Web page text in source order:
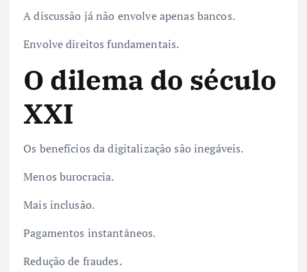
A discussão já não envolve apenas bancos.
Envolve direitos fundamentais.
O dilema do século
XXI
Os benefícios da digitalização são inegáveis.
Menos burocracia.
Mais inclusão.
Pagamentos instantâneos.
Redução de fraudes.